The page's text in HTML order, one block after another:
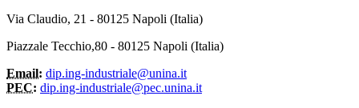
Via Claudio, 21 - 80125 Napoli (Italia)
Piazzale Tecchio,80 - 80125 Napoli (Italia)
Email: dip.ing-industriale@unina.it
PEC: dip.ing-industriale@pec.unina.it